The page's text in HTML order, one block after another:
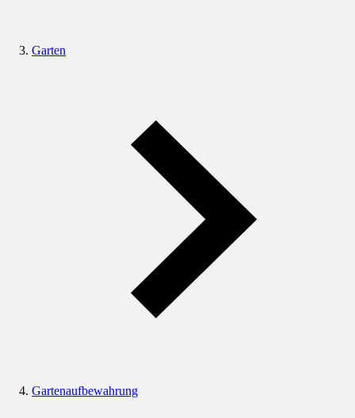
Garten
Gartenaufbewahrung